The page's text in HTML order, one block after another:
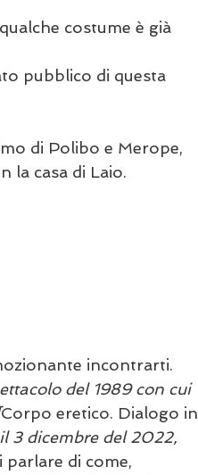
costume è già
pubblico di questa
di Polibo e Merope,
la casa di Laio.
chi sono?”
incontrarti.
del 1989 con cui
Corpo eretico. Dialogo in
3 dicembre del 2022,
parlare di come,